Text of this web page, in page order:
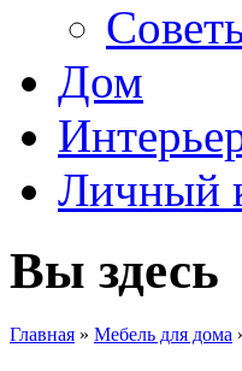
Дом
Личный
Вы здесь
Главная » Мебель для дома